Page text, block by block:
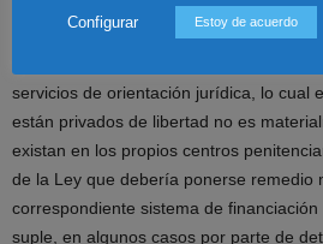
servicios de orientación jurídica, lo cual
están privados de libertad no es
existan en los propios centros
de la Ley que debería ponerse remedio
correspondiente sistema de
suple, en algunos casos por parte de
Configurar Estoy de acuerdo